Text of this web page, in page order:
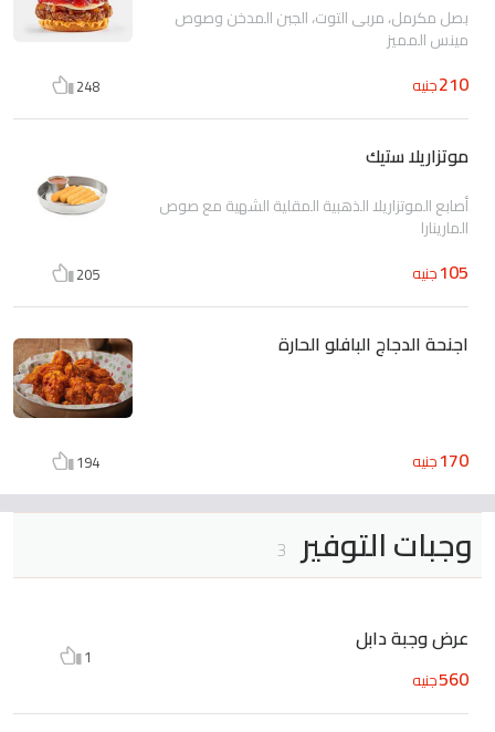
بصل مكرمل، مربى التوت، الجبن المدخن وصوص
مينس المميز
210جنيه 248
موتزاريلا ستيك
أصابع الموتزاريلا الذهبية المقلية الشهية مع صوص
المارينارا
105جنيه 205
اجنحة الدجاج البافلو الحارة
170جنيه 194
وجبات التوفير 3
عرض وجبة دابل
560جنيه
1